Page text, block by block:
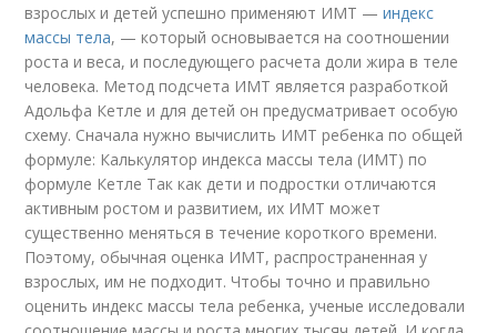
взрослых и детей успешно применяют ИМТ —индекс
массы тела, — который основывается на соотношении
роста и веса, и последующего расчета доли жира в теле
человека. Метод подсчета ИМТ является разработкой
Адольфа Кетле и для детей он предусматривает особую
схему. Сначала нужно вычислить ИМТ ребенка по общей
формуле: Калькулятор индекса массы тела (ИМТ) по
формуле Кетле Так как дети и подростки отличаются
активным ростом и развитием, их ИМТ может
существенно меняться в течение короткого времени.
Поэтому, обычная оценка ИМТ, распространенная у
взрослых, им не подходит. Чтобы точно и правильно
оценить индекс массы тела ребенка, ученые исследовали